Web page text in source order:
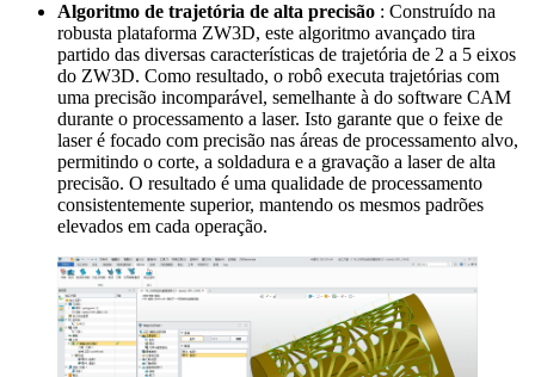
Algoritmo de trajetória de alta precisão : Construído na
robusta plataforma ZW3D, este algoritmo avançado tira
partido das diversas características de trajetória de 2 a 5 eixos
do ZW3D. Como resultado, o robô executa trajetórias com
uma precisão incomparável, semelhante à do software CAM
durante o processamento a laser. Isto garante que o feixe de
laser é focado com precisão nas áreas de processamento alvo,
permitindo o corte, a soldadura e a gravação a laser de alta
precisão. O resultado é uma qualidade de processamento
consistentemente superior, mantendo os mesmos padrões
elevados em cada operação.